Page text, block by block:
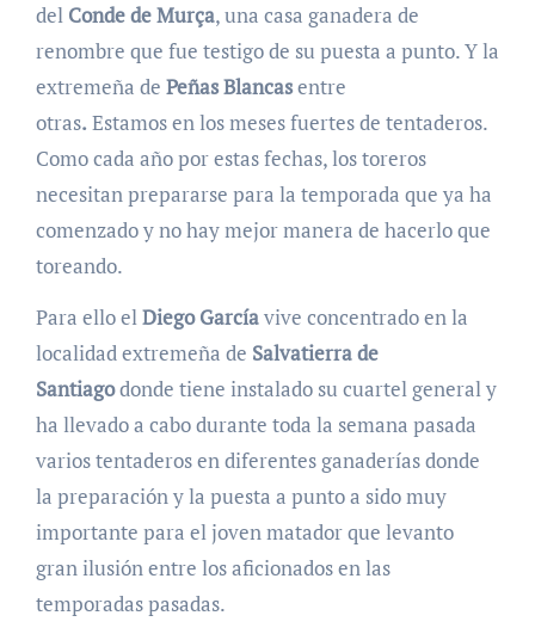
del Conde de Murça, una casa ganadera de
renombre que fue testigo de su puesta a punto. Y la
extremeña de Peñas Blancasentre
otras. Estamos en los meses fuertes de tentaderos.
Como cada año por estas fechas, los toreros
necesitan prepararse para la temporada que ya ha
comenzado y no hay mejor manera de hacerlo que
toreando.
Para ello elDiego Garcíavive concentrado en la
localidad extremeña de Salvatierra de
Santiagodonde tiene instalado su cuartel general y
ha llevado a cabo durante toda la semana pasada
varios tentaderos en diferentes ganaderías donde
la preparación y la puesta a punto a sido muy
importante para el joven matador que levanto
gran ilusión entre los aficionados en las
temporadas pasadas.